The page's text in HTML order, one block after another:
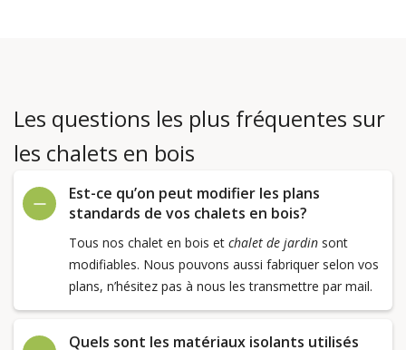
Les questions les plus fréquentes sur
les chalets en bois
Est-ce qu’on peut modifier les plans
standards de vos chalets en bois?
Tous nos chalet en bois et chalet de jardinsont
modifiables. Nous pouvons aussi fabriquer selon vos
plans, n’hésitez pas à nous les transmettre par mail.
Quels sont les matériaux isolants utilisés